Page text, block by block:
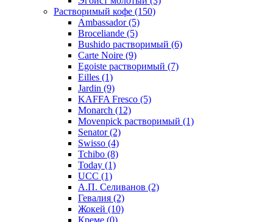
Растворимый кофе (150)
Ambassador(5)
Broceliande (5)
Bushido растворимый (6)
Carte Noire (9)
Egoiste растворимый (7)
Eilles (1)
Jardin (9)
KAFFA Fresco (5)
Monarch (12)
Movenpick растворимый (1)
Senator(2)
Swisso (4)
Tchibo (8)
Today (1)
UCC (1)
А.П. Селиванов (2)
Гевалия (2)
Жокей (10)
Креме (0)